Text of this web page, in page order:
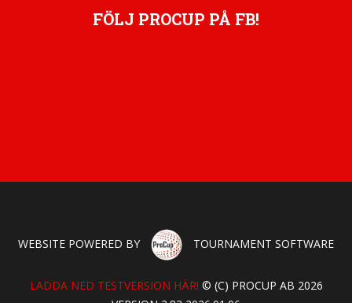
FÖLJ PROCUP PÅ FB!
WEBSITE POWERED BY TOURNAMENT SOFTWARE
LADDA NED TESTVERSION HÄR! © (C) PROCUP AB 2026